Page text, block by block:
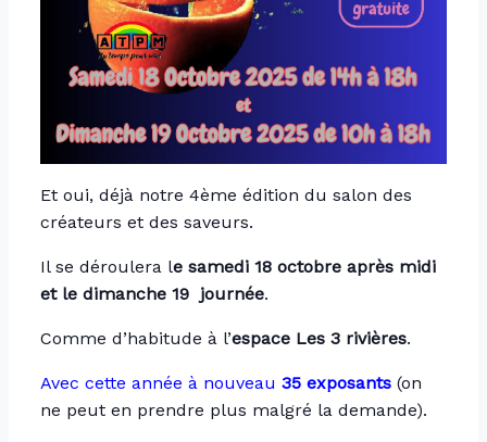
Et oui, déjà notre 4ème édition du salon des
créateurs et des saveurs.
Il se déroulera le samedi 18 octobre après midi
et le dimanche 19 journée.
Comme d’habitude à l’espace Les 3 rivières.
Avec cette année à nouveau35 exposants (on
ne peut en prendre plus malgré la demande).